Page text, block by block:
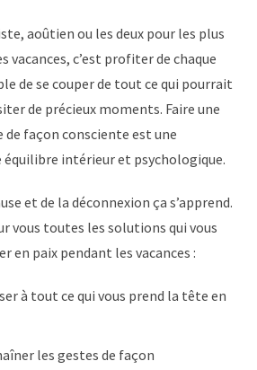
aoûtien ou les deux pour les plus
vacances, c’est profiter de chaque
de se couper de tout ce qui pourrait
de précieux moments. Faire une
de façon consciente est une
intérieur et psychologique.
et de la déconnexion ça s’apprend.
vous toutes les solutions qui vous
paix pendant les vacances :
à tout ce qui vous prend la tête en
les gestes de façon